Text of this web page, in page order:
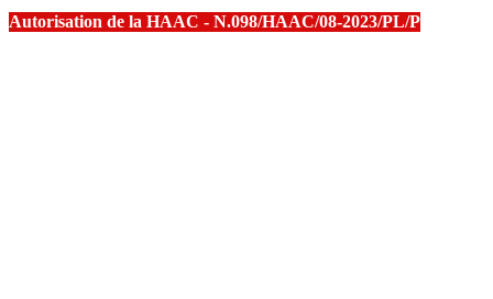
Autorisation de la HAAC - N.098/HAAC/08-2023/PL/P